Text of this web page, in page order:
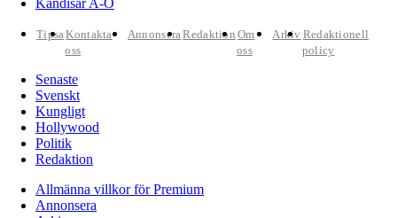
Kändisar A-Ö
TipsaKontakta
oss
AnnonseraRedaktion Om
oss
Arkiv Redaktionell
policy
Senaste
Svenskt
Kungligt
Hollywood
Politik
Redaktion
Allmänna villkor för Premium
Annonsera